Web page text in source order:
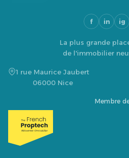
f in ig
La plus grande
de l'immobilier
1 rue Maurice Jaubert
06000 Nice
Membre